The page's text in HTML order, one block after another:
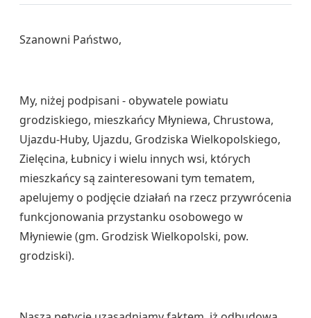
Szanowni Państwo,
My, niżej podpisani - obywatele powiatu
grodziskiego, mieszkańcy Młyniewa, Chrustowa,
Ujazdu-Huby, Ujazdu, Grodziska Wielkopolskiego,
Zielęcina, Łubnicy i wielu innych wsi, których
mieszkańcy są zainteresowani tym tematem,
apelujemy o podjęcie działań na rzecz przywrócenia
funkcjonowania przystanku osobowego w
Młyniewie (gm. Grodzisk Wielkopolski, pow.
grodziski).